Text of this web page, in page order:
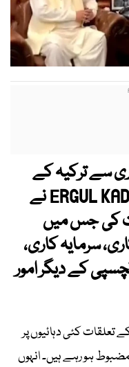
سے ترکیہ کے
نئے تعینات قونصل جنرل ERGUL KADAK نے
کی جس میں
سرمایہ کاری،
کے دیگر امور
تعلقات کئی دہائیوں پر
ہو رہے ہیں۔ انہوں